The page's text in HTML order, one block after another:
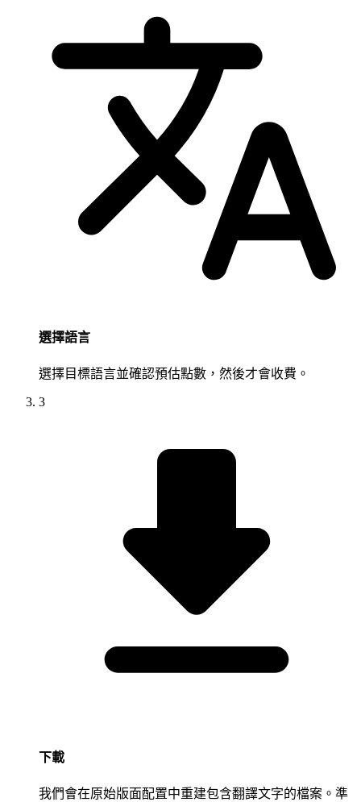
選擇語言
選擇目標語言並確認預估點數，然後才會收費。
3
下載
我們會在原始版面配置中重建包含翻譯文字的檔案。準